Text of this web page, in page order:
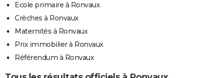
Ecole primaire à Ronvaux
Crèches à Ronvaux
Maternités à Ronvaux
Prix immobilier à Ronvaux
Référendum à Ronvaux